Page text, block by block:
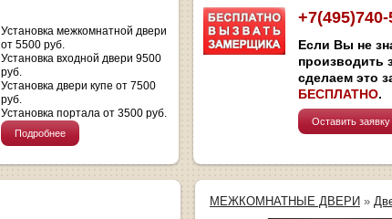
Установка межкомнатной двери
от 5500 руб.
Установка входной двери 9500
руб.
Установка двери купе от 7500
руб.
Установка портала от 3500 руб.
Подробнее
+7(495)740-
Если Вы не
производить
сделаем это
БЕСПЛАТНО.
Оставить заявку
МЕЖКОМНАТНЫЕ ДВЕРИ »